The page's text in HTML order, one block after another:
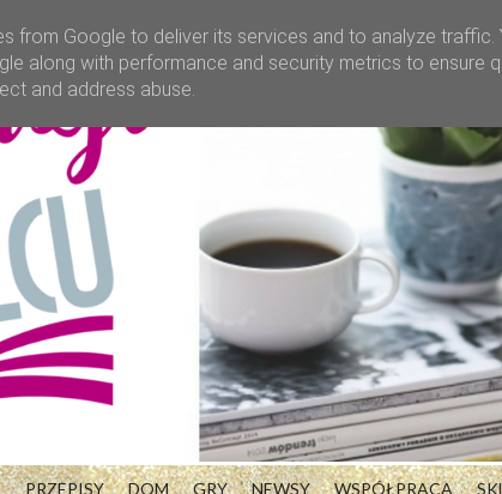
PRZEPISY DOM GRY NEWSY WSPÓŁPRACA
from Google to deliver its services and to analyze traffic.
along with performance and security metrics to ensure
and address abuse.